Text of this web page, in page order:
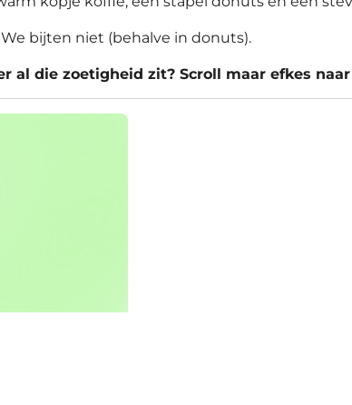
We bijten niet (behalve in donuts).
al die zoetigheid zit? Scroll maar efkes